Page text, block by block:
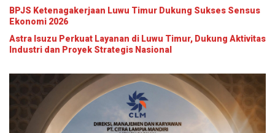
BPJS Ketenagakerjaan Luwu Timur Dukung Sukses Sensus
Ekonomi 2026
Astra Isuzu Perkuat Layanan di Luwu Timur, Dukung Aktivitas
Industri dan Proyek Strategis Nasional